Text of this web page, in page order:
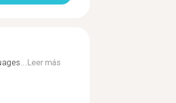
Leer más